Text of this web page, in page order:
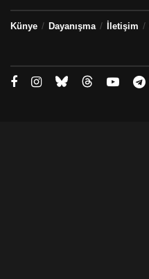
Künye Dayanışma İletişim